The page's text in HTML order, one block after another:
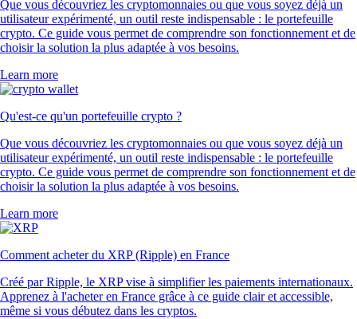
Que vous découvriez les cryptomonnaies ou que vous soyez déjà un
utilisateur expérimenté, un outil reste indispensable : le portefeuille
crypto. Ce guide vous permet de comprendre son fonctionnement et de
choisir la solution la plus adaptée à vos besoins.
Learn more
Qu'est-ce qu'un portefeuille crypto ?
Que vous découvriez les cryptomonnaies ou que vous soyez déjà un
utilisateur expérimenté, un outil reste indispensable : le portefeuille
crypto. Ce guide vous permet de comprendre son fonctionnement et de
choisir la solution la plus adaptée à vos besoins.
Learn more
Comment acheter du XRP (Ripple) en France
Créé par Ripple, le XRP vise à simplifier les paiements internationaux.
Apprenez à l'acheter en France grâce à ce guide clair et accessible,
même si vous débutez dans les cryptos.